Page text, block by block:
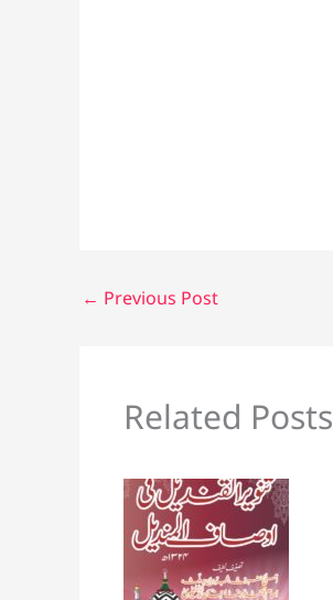
← Previous Post
Related Posts